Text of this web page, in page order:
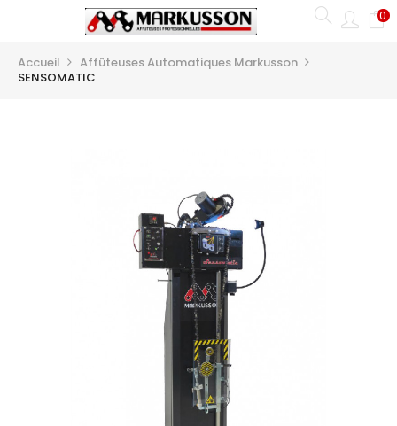
Basculer
navigation
0
Accueil
Affûteuses Automatiques Markusson
SENSOMATIC